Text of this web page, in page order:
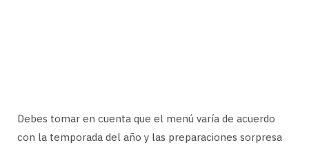
Debes tomar en cuenta que el menú varía de acuerdo
con la temporada del año y las preparaciones sorpresa